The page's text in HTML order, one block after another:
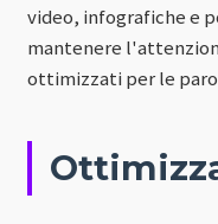
video, infografiche e
mantenere
ottimizzati per le